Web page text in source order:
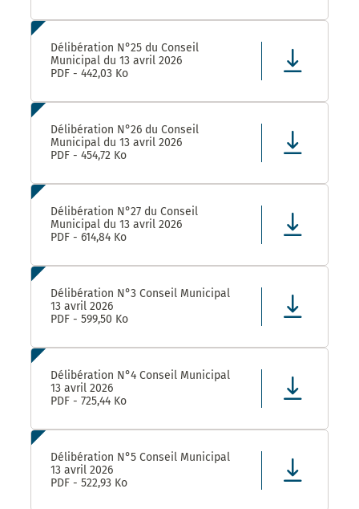
Délibération N°25 du Conseil
Municipal du 13 avril 2026
PDF - 442,03 Ko
Délibération N°26 du Conseil
Municipal du 13 avril 2026
PDF - 454,72 Ko
Délibération N°27 du Conseil
Municipal du 13 avril 2026
PDF - 614,84 Ko
Délibération N°3 Conseil Municipal
13 avril 2026
PDF - 599,50 Ko
Délibération N°4 Conseil Municipal
13 avril 2026
PDF - 725,44 Ko
Délibération N°5 Conseil Municipal
13 avril 2026
PDF - 522,93 Ko